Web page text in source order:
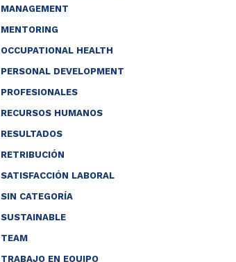
MANAGEMENT
MENTORING
OCCUPATIONAL HEALTH
PERSONAL DEVELOPMENT
PROFESIONALES
RECURSOS HUMANOS
RESULTADOS
RETRIBUCIÓN
SATISFACCIÓN LABORAL
SIN CATEGORÍA
SUSTAINABLE
TEAM
TRABAJO EN EQUIPO